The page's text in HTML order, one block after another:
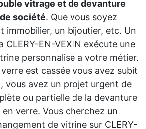
vitrage et de devanture
société. Que vous soyez
immobilier, un bijoutier, etc. Un
CLERY-EN-VEXIN exécute une
personnalisé a votre métier.
est cassée vous avez subit
vous avez un projet urgent de
ou partielle de la devanture
en verre. Vous cherchez un
de vitrine sur CLERY-